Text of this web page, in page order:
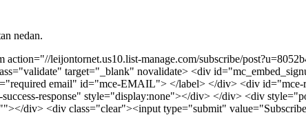
nedan.
leijontornet.us10.list-manage.com/subscribe/
target="_blank" novalidate> <div
email" id="mce-EMAIL"> </label> </div> <div id="mce-
response" style="display:none"></div> </div> <div
div> <div class="clear"><input type="submit"